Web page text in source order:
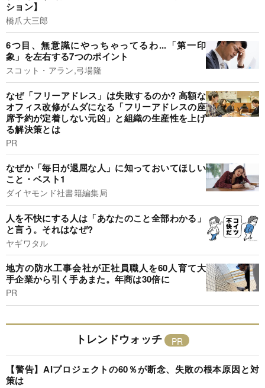
ション】
橋爪大三郎
6つ目、無意識にやっちゃってるわ...「第一印
象」を左右する7つのポイント
スコット・アラン,弓場隆
なぜ「フリーアドレス」は失敗するのか? 高額な
オフィス改修がムダになる「フリーアドレスの座
席予約が定着しない元凶」と組織の生産性を上げ
る解決策とは
PR
なぜか「毎日が退屈な人」に知っておいてほしい
こと・ベスト1
ダイヤモンド社書籍編集局
人を不快にする人は「あなたのこと全部わかる」
と言う。それはなぜ?
ヤギワタル
地方の防水工事会社が正社員職人を60人育て大
手企業から引く手あまた。年商は30倍に
PR
トレンドウォッチ
【警告】AIプロジェクトの60％が断念、失敗の根本原因と対
策は